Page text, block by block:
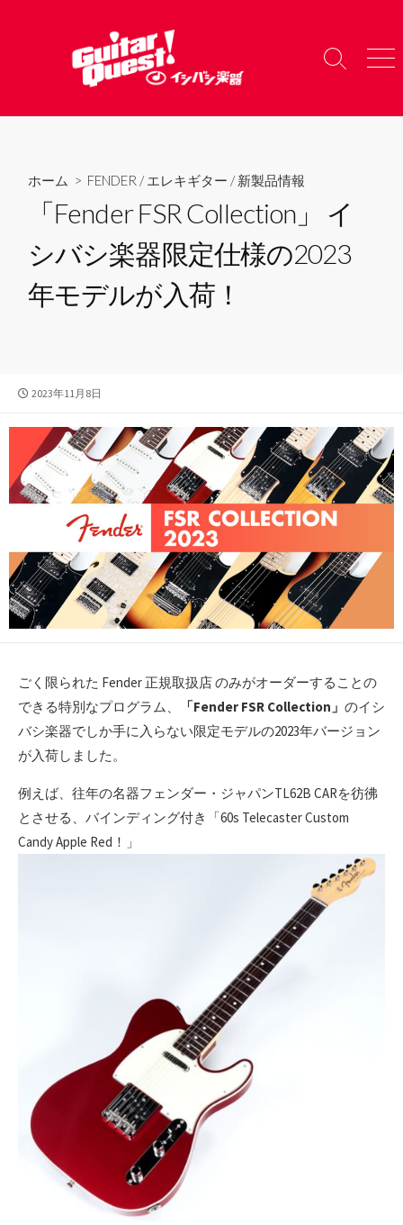
へ
検
り
メ
ー
ホーム > FENDER /エレキギター /新製品情報
「Fender FSR Collection」 イ
シバシ楽器限定仕様の2023
年モデルが入荷！
公
日
2023年11月8日
ごく限られた Fender 正規取扱店 のみがオーダーすることの
できる特別なプログラム、
「Fender FSR Collection」 のイシ
バシ楽器でしか手に入らない限定モデルの2023年バージョン
が入荷しました。
例えば、往年の名器フェンダー・ジャパンTL62B CARを彷彿
とさせる、バインディング付き「60s Telecaster Custom
Candy Apple Red！」